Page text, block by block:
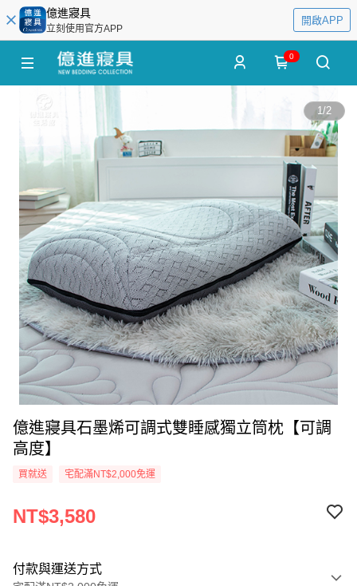
億進寢具
立刻使用官方APP
開啟APP
0
1/2
億進寢具石墨烯可調式雙睡感獨立筒枕【可調
高度】
買就送 宅配滿NT$2,000免運
NT$3,580
付款與運送方式